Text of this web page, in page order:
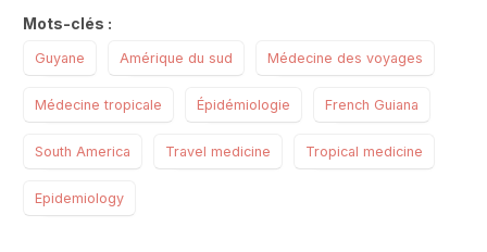
Mots-clés :
Guyane Amérique du sud Médecine des voyages
Médecine tropicale Épidémiologie French Guiana
South America Travel medicine Tropical medicine
Epidemiology